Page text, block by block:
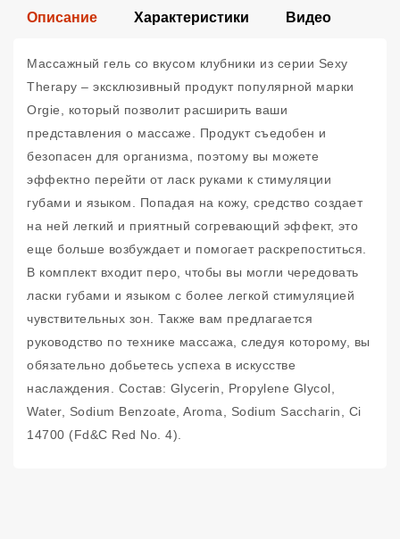
Описание Характеристики Видео
Массажный гель со вкусом клубники из серии Sexy
Therapy – эксклюзивный продукт популярной марки
Orgie, который позволит расширить ваши
представления о массаже. Продукт съедобен и
безопасен для организма, поэтому вы можете
эффектно перейти от ласк руками к стимуляции
губами и языком. Попадая на кожу, средство создает
на ней легкий и приятный согревающий эффект, это
еще больше возбуждает и помогает раскрепоститься.
В комплект входит перо, чтобы вы могли чередовать
ласки губами и языком с более легкой стимуляцией
чувствительных зон. Также вам предлагается
руководство по технике массажа, следуя которому, вы
обязательно добьетесь успеха в искусстве
наслаждения. Состав: Glycerin, Propylene Glycol,
Water, Sodium Benzoate, Aroma, Sodium Saccharin, Ci
14700 (Fd&C Red No. 4).